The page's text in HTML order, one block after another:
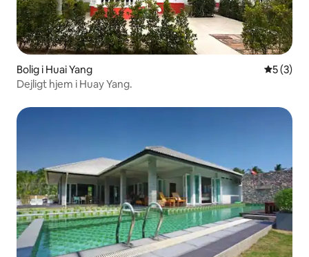
Bolig i Huai Yang 5 ud af 5
5 (3)
Dejligt hjem i Huay Yang.